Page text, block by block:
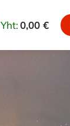
Yht:0,00 €